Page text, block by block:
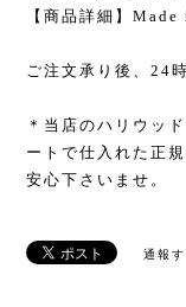
【商品詳細】
ご注文承り後、24
＊当店のハリウッ
ートで仕入れた正
安心下さいませ。
通報す